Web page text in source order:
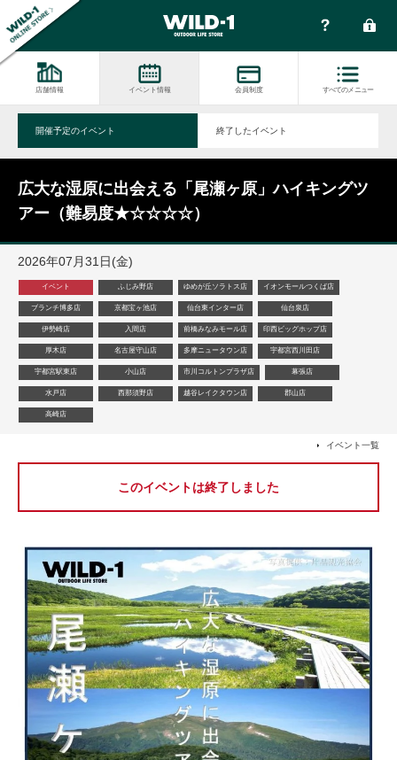
店舗情報 イベント情報 会員制度 すべてのメニュー
開催予定のイベント 終了したイベント
広大な湿原に出会える「尾瀬ヶ原」ハイキングツ
アー（難易度★☆☆☆☆）
2026年07月31日(金)
イベント ふじみ野店 ゆめが丘ソラトス店 イオンモールつくば店
ブランチ博多店 京都宝ヶ池店 仙台東インター店 仙台泉店
伊勢崎店 入間店 前橋みなみモール店 印西ビッグホップ店
厚木店 名古屋守山店 多摩ニュータウン店 宇都宮西川田店
宇都宮駅東店 小山店 市川コルトンプラザ店 幕張店
水戸店 西那須野店 越谷レイクタウン店 郡山店
高崎店
イベント一覧
このイベントは終了しました